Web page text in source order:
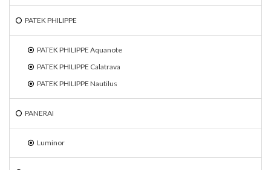
PATEK PHILIPPE
PATEK PHILIPPE Aquanote
PATEK PHILIPPE Calatrava
PATEK PHILIPPE Nautilus
PANERAI
Luminor